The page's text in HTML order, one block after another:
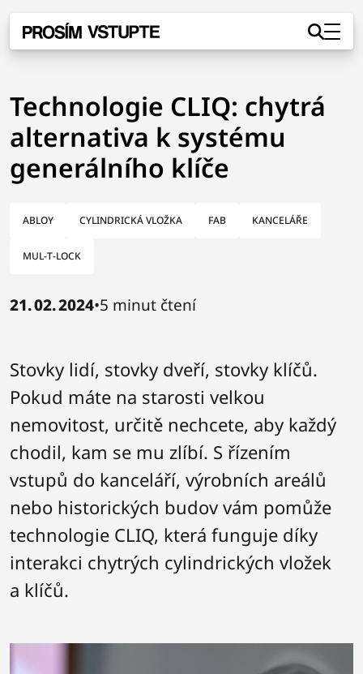
Technologie CLIQ: chytrá
alternativa k systému
generálního klíče
ABLOY CYLINDRICKÁ VLOŽKA FAB KANCELÁŘE
MUL-T-LOCK
21. 02. 2024•5 minut čtení
Stovky lidí, stovky dveří, stovky klíčů.
Pokud máte na starosti velkou
nemovitost, určitě nechcete, aby každý
chodil, kam se mu zlíbí. S řízením
vstupů do kanceláří, výrobních areálů
nebo historických budov vám pomůže
technologie CLIQ, která funguje díky
interakci chytrých cylindrických vložek
a klíčů.